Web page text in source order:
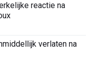
reactie na
verlaten na